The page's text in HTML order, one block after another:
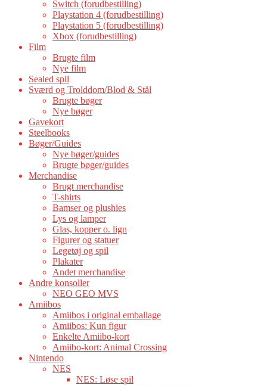
Switch (forudbestilling)
Playstation 4 (forudbestilling)
Playstation 5 (forudbestilling)
Xbox (forudbestilling)
Film
Brugte film
Nye film
Sealed spil
Sværd og Trolddom/Blod & Stål
Brugte bøger
Nye bøger
Gavekort
Steelbooks
Bøger/Guides
Nye bøger/guides
Brugte bøger/guides
Merchandise
Brugt merchandise
T-shirts
Bamser og plushies
Lys og lamper
Glas, kopper o. lign
Figurer og statuer
Legetøj og spil
Plakater
Andet merchandise
Andre konsoller
NEO GEO MVS
Amiibos
Amiibos i original emballage
Amiibos: Kun figur
Enkelte Amiibo-kort
Amiibo-kort: Animal Crossing
Nintendo
NES
NES: Løse spil